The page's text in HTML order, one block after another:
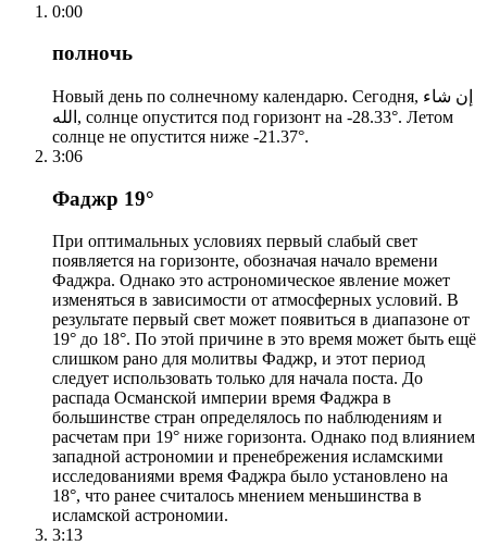
0:00
полночь
Новый день по солнечному календарю. Сегодня, إن شاء
الله, солнце опустится под горизонт на -28.33°. Летом
солнце не опустится ниже -21.37°.
3:06
Фаджр 19°
При оптимальных условиях первый слабый свет
появляется на горизонте, обозначая начало времени
Фаджра. Однако это астрономическое явление может
изменяться в зависимости от атмосферных условий. В
результате первый свет может появиться в диапазоне от
19° до 18°. По этой причине в это время может быть ещё
слишком рано для молитвы Фаджр, и этот период
следует использовать только для начала поста. До
распада Османской империи время Фаджра в
большинстве стран определялось по наблюдениям и
расчетам при 19° ниже горизонта. Однако под влиянием
западной астрономии и пренебрежения исламскими
исследованиями время Фаджра было установлено на
18°, что ранее считалось мнением меньшинства в
исламской астрономии.
3:13